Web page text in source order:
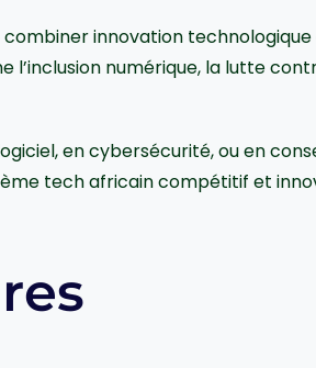
innovation
numérique, la lutte
en cybersécurité, ou en
tech africain compétitif et